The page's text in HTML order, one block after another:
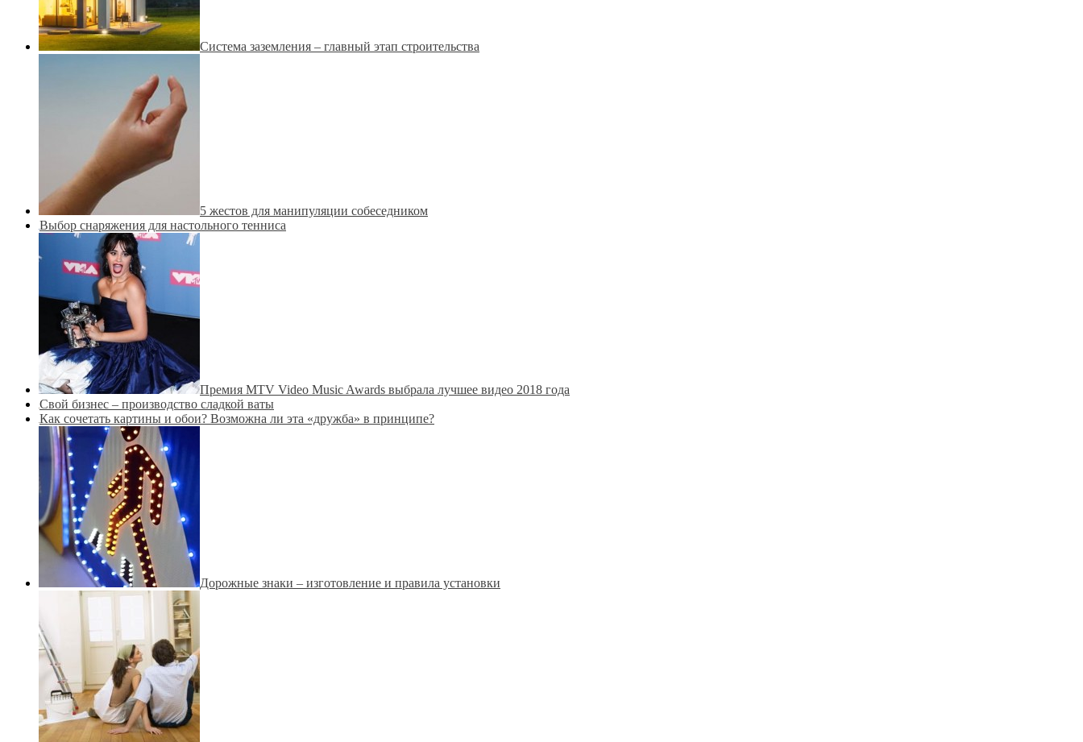
Система заземления – главный этап строительства
5 жестов для манипуляции собеседником
Выбор снаряжения для настольного тенниса
Премия MTV Video Music Awards выбрала лучшее видео 2018 года
Свой бизнес – производство сладкой ваты
Как сочетать картины и обои? Возможна ли эта «дружба» в принципе?
Дорожные знаки – изготовление и правила установки